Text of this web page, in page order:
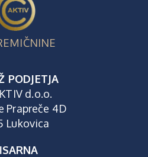
PODJETJA
d.o.o.
Prapreče 4D
Lukovica